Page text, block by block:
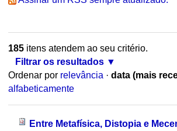
185itens atendem ao seu critério.
Filtrar os resultados
Ordenar por relevância · data (mais
alfabeticamente
Entre Metafísica, Distopia e